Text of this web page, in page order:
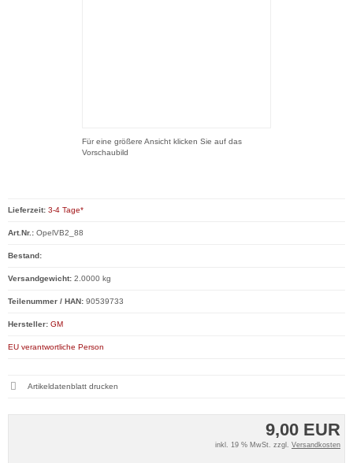
Für eine größere Ansicht klicken Sie auf das
Vorschaubild
9,00 EUR
inkl. 19 % MwSt. zzgl. Versandkosten
Lieferzeit: 3-4 Tage*
Art.Nr.: OpelVB2_88
Bestand:
Versandgewicht: 2.0000 kg
Teilenummer / HAN: 90539733
Hersteller: GM
EU verantwortliche Person
Artikeldatenblatt drucken